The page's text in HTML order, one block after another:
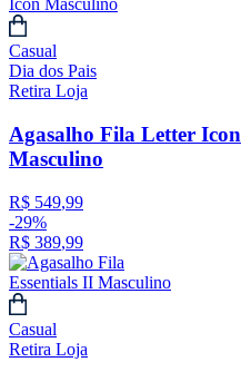
Casual
Dia dos Pais
Retira Loja
Agasalho Fila Letter Icon
Masculino
R$ 549,99
-29%
R$ 389,99
Casual
Retira Loja